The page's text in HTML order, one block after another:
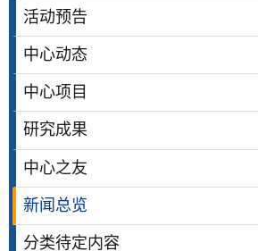
活动预告
中心动态
中心项目
研究成果
中心之友
新闻总览
分类待定内容